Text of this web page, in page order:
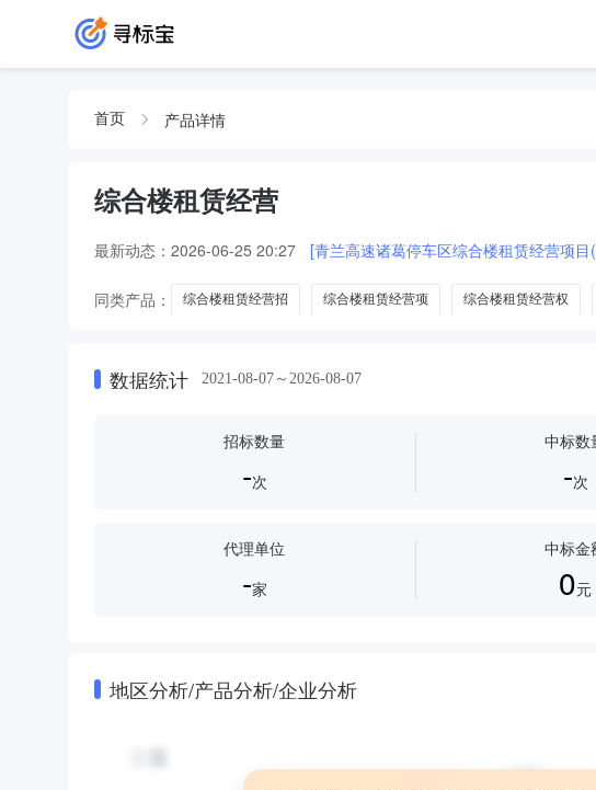
首页 产品详情
综合楼租赁经营
最新动态： 2026-06-25 20:27 [青兰高速诸葛停车区综合楼租赁经营项
同类产品： 综合楼租赁经营招 综合楼租赁经营项 综合楼租赁经营权
数据统计 2021-08-07～2026-08-07
招标数量
-次
中标数
-次
代理单位
-家
中标金
0元
地区分析/产品分析/企业分析